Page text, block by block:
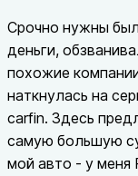
Срочно нужны
деньги,
похожие
наткнулась на
carfin. Здесь
самую большую
мой авто - у меня